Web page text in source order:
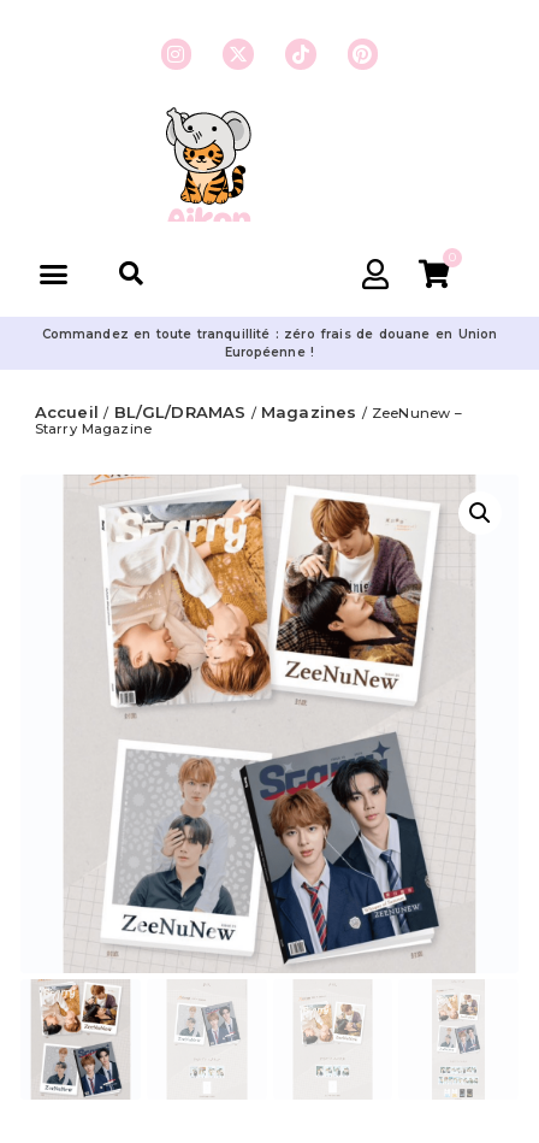
0
Commandez en toute tranquillité : zéro frais de douane en Union
Européenne !
Accueil / BL/GL/DRAMAS / Magazines / ZeeNunew –
Starry Magazine